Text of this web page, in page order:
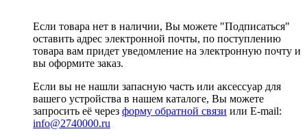
Если товара нет в наличии, Вы можете "Подписаться"
оставить адрес электронной почты, по поступлению
товара вам придет уведомление на электронную почту и
вы оформите заказ.
Если вы не нашли запасную часть или аксессуар для
вашего устройства в нашем каталоге, Вы можете
запросить её через форму обратной связи или E-mail:
info@2740000.ru